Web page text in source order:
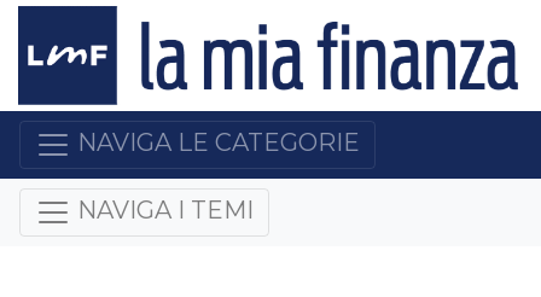
NAVIGA LE CATEGORIE
NAVIGA I TEMI